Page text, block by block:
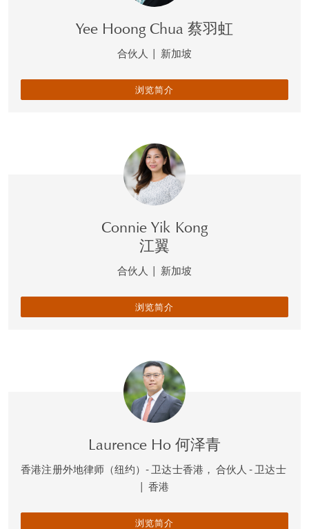
Yee Hoong Chua 蔡羽虹
合伙人 | 新加坡
浏览简介
Connie Yik Kong
江翼
合伙人 | 新加坡
浏览简介
Laurence Ho 何泽青
香港注册外地律师（纽约）- 卫达士香港， 合伙人 - 卫达士
| 香港
浏览简介